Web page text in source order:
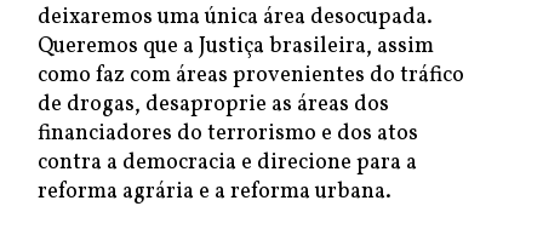
deixaremos uma única área desocupada.
Queremos que a Justiça brasileira, assim
como faz com áreas provenientes do tráfico
de drogas, desaproprie as áreas dos
financiadores do terrorismo e dos atos
contra a democracia e direcione para a
reforma agrária e a reforma urbana.